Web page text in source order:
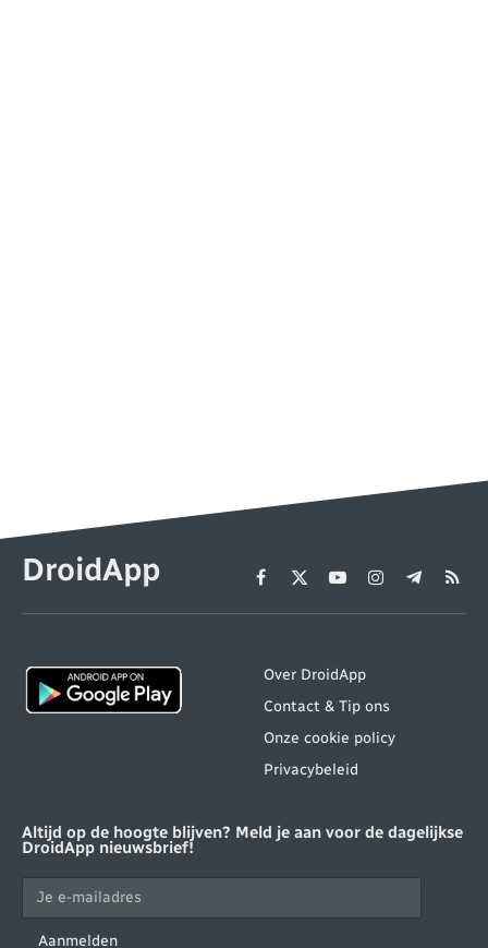
DroidApp Facebook
X
(Twitter)
YouTubeInstagram
Telegram
RSS
Over DroidApp
Contact & Tip ons
Onze cookie policy
Privacybeleid
Altijd op de hoogte blijven? Meld je aan voor de dagelijkse
DroidApp nieuwsbrief!
Aanmelden